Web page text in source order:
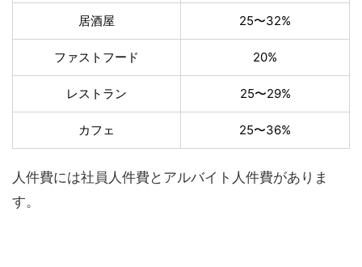
居酒屋 25〜32%
ファストフード 20%
レストラン 25〜29%
カフェ 25〜36%
人件費には社員人件費とアルバイト人件費がありま
す。